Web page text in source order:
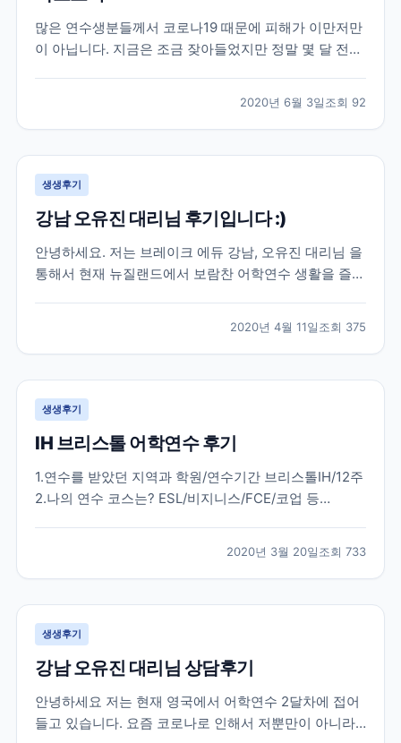
많은 연수생분들께서 코로나19 때문에 피해가 이만저만
이 아닙니다. 지금은 조금 잦아들었지만 정말 몇 달 전까
함께 하며 꾸준히 소통을 유지하고 있는데요. 학생분들
입장에서는 정말 당황스럽기도 하고 무섭기도 하실 거예
요...
2020년 6월 3일조회 92
생생후기
강남 오유진 대리님 후기입니다 :)
안녕하세요. 저는 브레이크 에듀 강남, 오유진 대리님 을
통해서 현재 뉴질랜드에서 보람찬 어학연수 생활을 즐기
도 오유진 대리님의 친절함이 이유가 되었다고 생각합니
다. 한국에서 많은 준비 과정을 거치고 무사히 뉴질랜드
에...
2020년 4월 11일조회 375
생생후기
IH 브리스톨 어학연수 후기
1.연수를 받았던 지역과 학원/연수기간 브리스톨IH/12주
2.나의 연수 코스는? ESL/비지니스/FCE/코업 등
런던 외 지방지역은 런던과는 달리 조용하고 공부에 몰
두할 수 있는 지역을 원하였습니다....
2020년 3월 20일조회 733
생생후기
강남 오유진 대리님 상담후기
안녕하세요 저는 현재 영국에서 어학연수 2달차에 접어
들고 있습니다. 요즘 코로나로 인해서 저뿐만이 아니라